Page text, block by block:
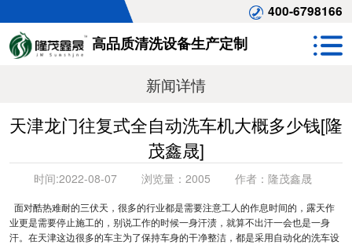
400-6798166
高品质清洗设备生产定制
新闻详情
天津龙门往复式全自动洗车机大概多少钱[隆
茂鑫晟]
时间:2022-08-07 浏览量： 2005 作者： 隆茂鑫晟
面对酷热难耐的三伏天，很多的行业都是需要注意工人的作息时间的，露天作
业更是需要停止施工的，别说工作的时候一身汗渍，就算不出汗一会也是一身
汗。在天津这边很多的车主为了保持车身的干净整洁，都是采用自动化的洗车设